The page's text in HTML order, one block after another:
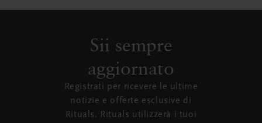
Sii sempre
aggiornato
Registrati per ricevere le ultime
notizie e offerte esclusive di
Rituals. Rituals utilizzerà i tuoi